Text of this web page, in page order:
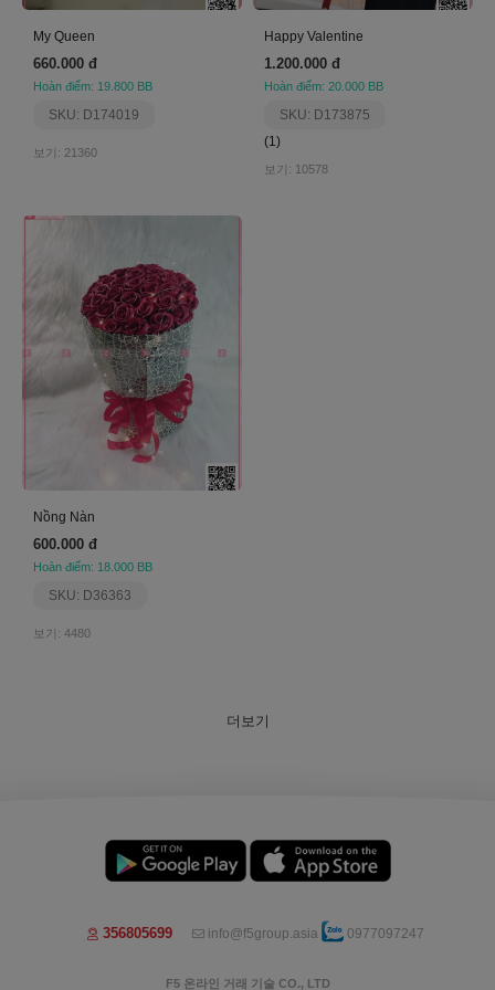
My Queen
660.000 đ
Hoàn điểm: 19.800 BB
SKU: D174019
보기: 21360
Happy Valentine
1.200.000 đ
Hoàn điểm: 20.000 BB
SKU: D173875
(1)
보기: 10578
Nồng Nàn
600.000 đ
Hoàn điểm: 18.000 BB
SKU: D36363
보기: 4480
더보기
356805699 info@f5group.asia 0977097247
F5 온라인 거래 기술 CO., LTD